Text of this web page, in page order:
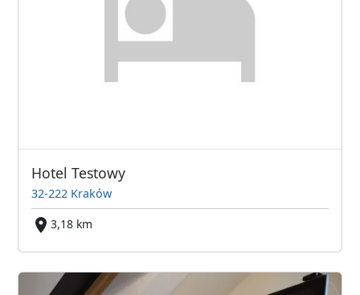
Hotel Testowy
32-222 Kraków
3,18 km